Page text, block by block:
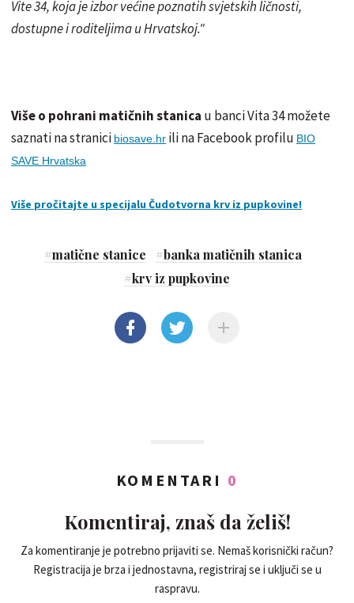
Vite 34, koja je izbor većine poznatih svjetskih ličnosti,
dostupne i roditeljima u Hrvatskoj."
Više o pohrani matičnih stanica u banci Vita 34 možete
saznati na stranici biosave.hr ili na Facebook profilu BIO
SAVE Hrvatska
Više pročitajte u specijalu Čudotvorna krv iz pupkovine!
#matične stanice #banka matičnih stanica
#krv iz pupkovine
KOMENTARI 0
Komentiraj, znaš da želiš!
Za komentiranje je potrebno prijaviti se. Nemaš korisnički račun?
Registracija je brza i jednostavna, registriraj se i uključi se u
raspravu.